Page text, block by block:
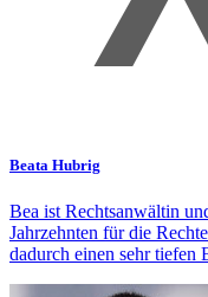
Beata Hubrig
Bea ist Rechtsanwältin
Jahrzehnten für die
dadurch einen sehr